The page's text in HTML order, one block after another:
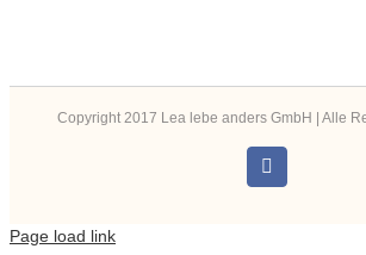
Copyright 2017 Lea lebe anders GmbH | Alle
Instagram
Page load link